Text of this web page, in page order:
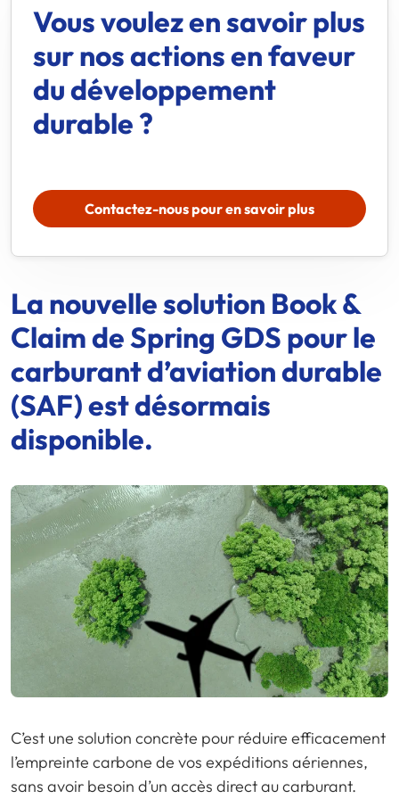
Vous voulez en savoir plus
sur nos actions en faveur
du développement
durable ?
Contactez-nous pour en savoir plus
La nouvelle solution Book &
Claim deSpring GDS pour le
carburant d’aviation durable
(SAF) est désormais
disponible.
C’est une solution concrète pour réduire efficacement
l’empreinte carbone de vos expéditions aériennes,
sans avoir besoin d’un accès direct au carburant.